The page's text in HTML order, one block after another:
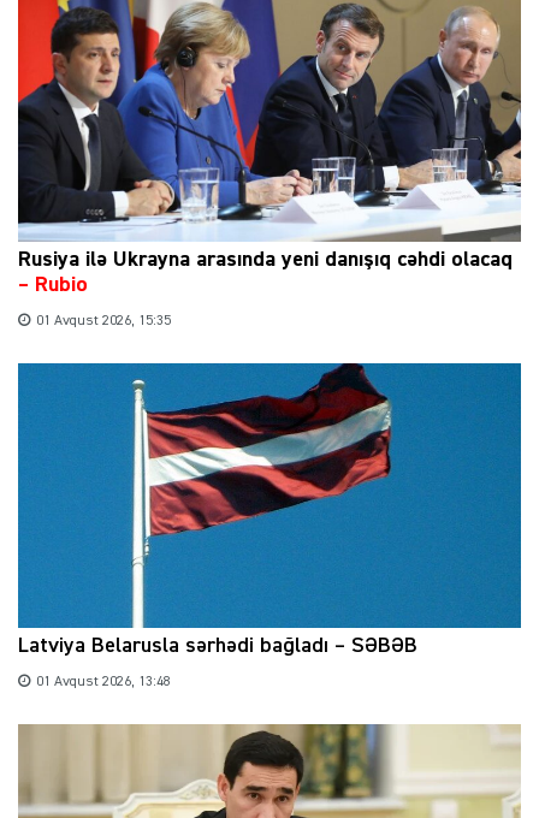
Rusiya ilə Ukrayna arasında yeni danışıq cəhdi olacaq
– Rubio
01 Avqust 2026, 15:35
Latviya Belarusla sərhədi bağladı – SƏBƏB
01 Avqust 2026, 13:48